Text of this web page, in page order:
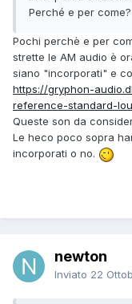
Perché e per come?
Pochi perchè e per
strette le AM audio è
siano "incorporati" e
https://gryphon-
reference-standard-
Queste son da
Le heco poco sopra
incorporati o no.
newton
Inviato 22